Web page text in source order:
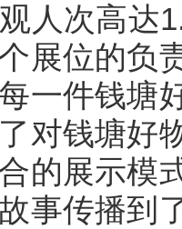
人次高达
展位的负
一件钱塘
对钱塘好
的展示模
事传播到